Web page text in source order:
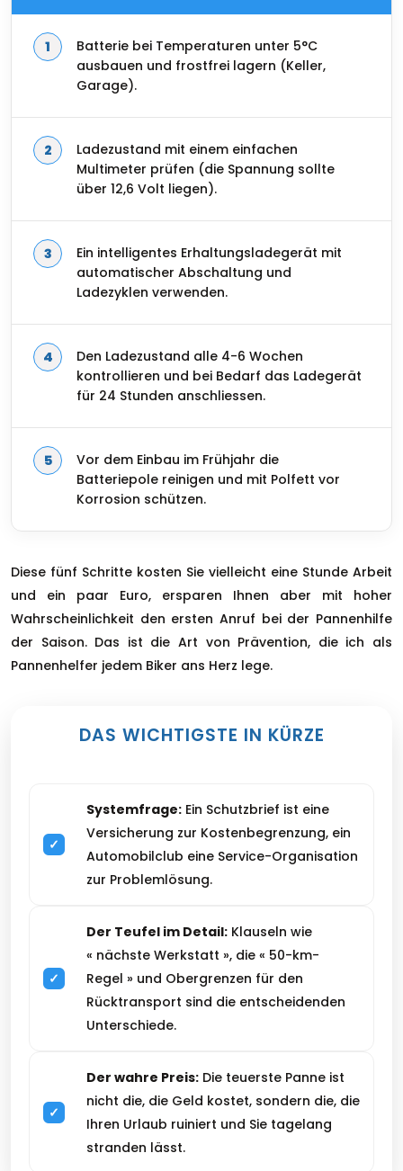
Batterie bei Temperaturen unter 5°C
ausbauen und frostfrei lagern (Keller,
Garage).
Ladezustand mit einem einfachen
Multimeter prüfen (die Spannung sollte
über 12,6 Volt liegen).
Ein intelligentes Erhaltungsladegerät mit
automatischer Abschaltung und
Ladezyklen verwenden.
Den Ladezustand alle 4-6 Wochen
kontrollieren und bei Bedarf das Ladegerät
für 24 Stunden anschliessen.
Vor dem Einbau im Frühjahr die
Batteriepole reinigen und mit Polfett vor
Korrosion schützen.
Diese fünf Schritte kosten Sie vielleicht eine Stunde Arbeit
und ein paar Euro, ersparen Ihnen aber mit hoher
Wahrscheinlichkeit den ersten Anruf bei der Pannenhilfe
der Saison. Das ist die Art von Prävention, die ich als
Pannenhelfer jedem Biker ans Herz lege.
DAS WICHTIGSTE IN KÜRZE
Systemfrage: Ein Schutzbrief ist eine
Versicherung zur Kostenbegrenzung, ein
Automobilclub eine Service-Organisation
zur Problemlösung.
Der Teufel im Detail: Klauseln wie
« nächste Werkstatt », die « 50-km-
Regel » und Obergrenzen für den
Rücktransport sind die entscheidenden
Unterschiede.
Der wahre Preis: Die teuerste Panne ist
nicht die, die Geld kostet, sondern die, die
Ihren Urlaub ruiniert und Sie tagelang
stranden lässt.